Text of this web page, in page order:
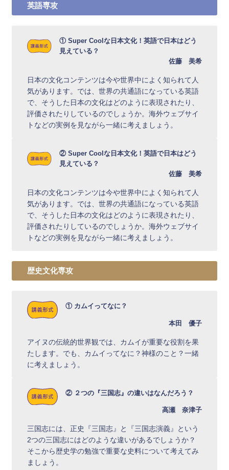
英語専攻
① Super Coolな日本文化！英語で日本はどう
見えている？
佐藤 美希
日本の文化コンテンツは今や世界中によく知られて人
気があります。では、世界の共通語になっている英語
で、そうした日本の文化はどのように表現されたり、
評価されたりしているのでしょうか。海外ウェブサイ
トなどの実例を見ながら一緒に考えましょう。
② Super Coolな日本文化！英語で日本はどう
見えている？
佐藤 美希
日本の文化コンテンツは今や世界中によく知られて人
気があります。では、世界の共通語になっている英語
で、そうした日本の文化はどのように表現されたり、
評価されたりしているのでしょうか。海外ウェブサイ
トなどの実例を見ながら一緒に考えましょう。
歴史文化専攻
① カムイってなに？
本田 優子
アイヌの伝統的世界観では、カムイが重要な役割を果
たします。でも、カムイってなに？神様のこと？一緒
に考えましょう。
② ２つの『三国志』の違いはなんだろう？
高瀬 奈津子
三国志には、正史『三国志』と『三国志演義』という
2つの三国志にはどのような違いがあるでしょうか？
そこから歴史学の勉強で重要な史料について考えてみ
ましょう。